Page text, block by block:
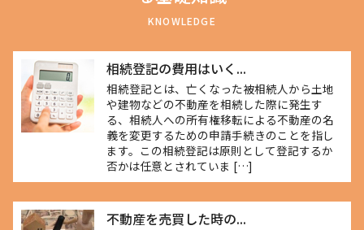
KNOWLEDGE
相続登記の費用はいく...
相続登記とは、亡くなった被相続人から土地
や建物などの不動産を相続した際に発生す
る、相続人への所有権移転による不動産の名
義を変更するための申請手続きのことを指し
ます。この相続登記は原則として登記するか
否かは任意とされていま […]
不動産を売買した時の...